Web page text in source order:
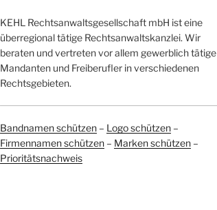
KEHL Rechtsanwaltsgesellschaft mbH ist eine
überregional tätige Rechtsanwaltskanzlei. Wir
beraten und vertreten vor allem gewerblich tätige
Mandanten und Freiberufler in verschiedenen
Rechtsgebieten.
Bandnamen schützen– Logo schützen–
Firmennamen schützen– Marken schützen–
Prioritätsnachweis